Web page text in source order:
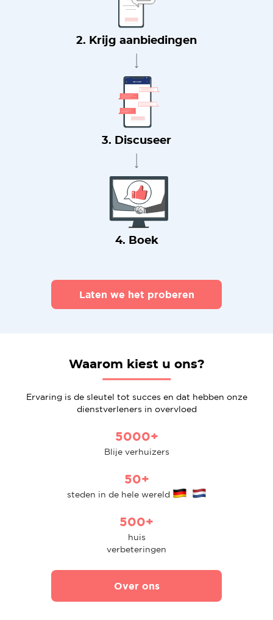
2. Krijg aanbiedingen
3. Discuseer
4. Boek
Laten we het proberen
Waarom kiest u ons?
Ervaring is de sleutel tot succes en dat hebben onze
dienstverleners in overvloed
5000+
Blije verhuizers
50+
steden in de hele wereld
500+
huis
verbeteringen
Over ons